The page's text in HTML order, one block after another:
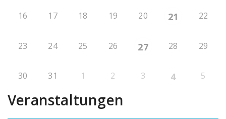
16 17 18 19 20 21 22
23 24 25 26 27 28 29
30 31 1 2 3 4 5
Veranstaltungen